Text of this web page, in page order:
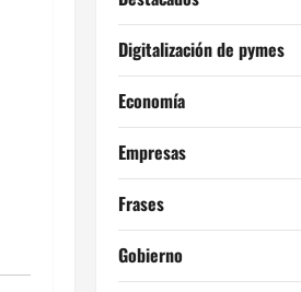
Digitalización de pymes
Economía
Empresas
Frases
Gobierno